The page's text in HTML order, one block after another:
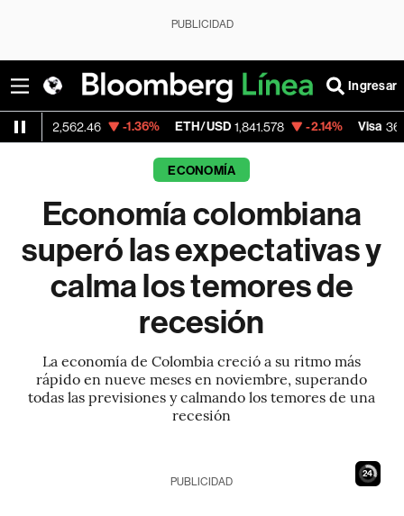
PUBLICIDAD
Ingresar
-1.36% ETH/USD 1,841.578 -2.14% Visa 366.13 -
ECONOMÍA
Economía colombiana
superó las expectativas y
calma los temores de
recesión
La economía de Colombia creció a su ritmo más
rápido en nueve meses en noviembre, superando
todas las previsiones y calmando los temores de una
recesión
23
PUBLICIDAD